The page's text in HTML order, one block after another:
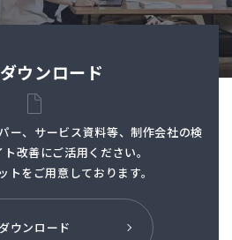
ウンロード
ー、サービス資料等、制作会社の検
改善にご活用ください。
トを ご用意しております。
ダウンロード